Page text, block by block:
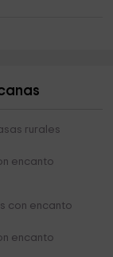
rurales
encanto
con encanto
encanto